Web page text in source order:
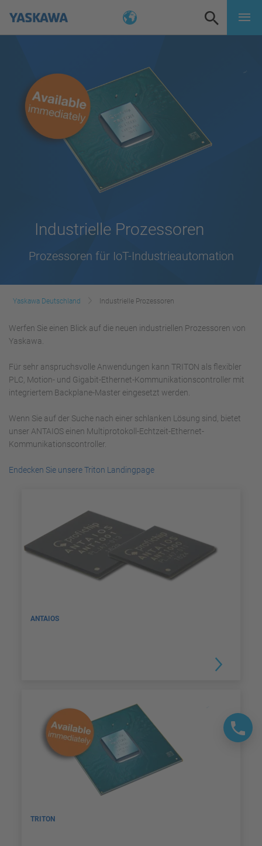
Industrielle Prozessoren
Prozessoren für IoT-Industrieautomation
Yaskawa Deutschland Industrielle Prozessoren
Werfen Sie einen Blick auf die neuen industriellen Prozessoren von
Yaskawa.
Für sehr anspruchsvolle Anwendungen kann TRITON als flexibler
PLC, Motion- und Gigabit-Ethernet-Kommunikationscontroller mit
integriertem Backplane-Master eingesetzt werden.
Wenn Sie auf der Suche nach einer schlanken Lösung sind, bietet
unser ANTAIOS einen Multiprotokoll-Echtzeit-Ethernet-
Kommunikationscontroller.
Endecken Sie unsere Triton Landingpage
ANTAIOS
TRITON